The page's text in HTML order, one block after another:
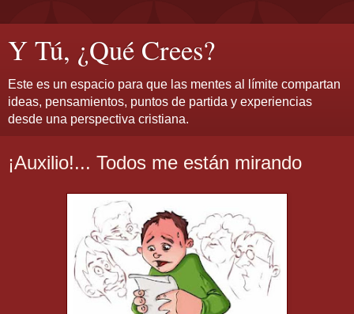
Y Tú, ¿Qué Crees?
Este es un espacio para que las mentes al límite compartan
ideas, pensamientos, puntos de partida y experiencias
desde una perspectiva cristiana.
¡Auxilio!... Todos me están mirando